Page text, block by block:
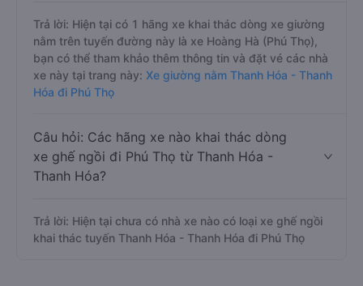
Trả lời: Hiện tại có 1 hãng xe khai thác dòng xe giường
nằm trên tuyến đường này là xe Hoàng Hà (Phú Thọ),
bạn có thể tham khảo thêm thông tin và đặt vé các nhà
xe này tại trang này: Xe giường nằm Thanh Hóa - Thanh
Hóa đi Phú Thọ
Câu hỏi: Các hãng xe nào khai thác dòng
xe ghế ngồi đi Phú Thọ từ Thanh Hóa -
Thanh Hóa?
Trả lời: Hiện tại chưa có nhà xe nào có loại xe ghế ngồi
khai thác tuyến Thanh Hóa - Thanh Hóa đi Phú Thọ